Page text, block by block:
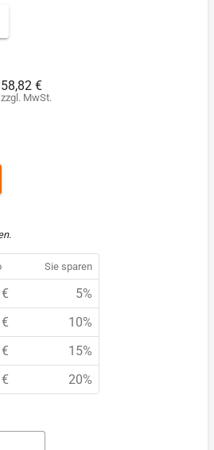
58,82 €
zzgl. MwSt.
.
Sie sparen
5%
10%
15%
20%